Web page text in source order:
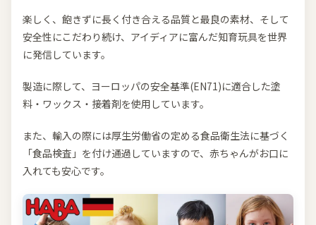
楽しく、飽きずに長く付き合える品質と最良の素材、そして
安全性にこだわり続け、アイディアに富んだ知育玩具を世界
に発信しています。
製造に際して、ヨーロッパの安全基準(EN71)に適合した塗
料・ワックス・接着剤を使用しています。
また、輸入の際には厚生労働省の定める食品衛生法に基づく
「食品検査」を付け通過していますので、赤ちゃんがお口に
入れても安心です。